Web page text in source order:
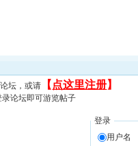
坛，或请 【 点这里注册】
论坛即可游览帖子
登录
用户名